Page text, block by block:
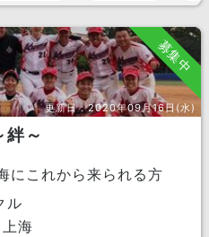
募集中
更新日：2020年09月16日(水)
～
にこれから来られる方
ル
海